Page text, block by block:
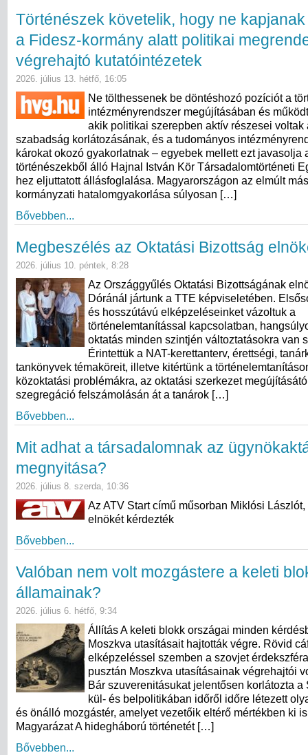
Történészek követelik, hogy ne
a Fidesz-kormány alatt politikai
végrehajtó kutatóintézetek
2026. július 13. hétfő, 16:05
Ne tölthessenek be döntéshozó pozíciót a
intézményrendszer megújításában és
akik politikai szerepben aktív részesei voltak
szabadság korlátozásának, és a tudományos
károkat okozó gyakorlatnak – egyebek mellett ezt javasolja
történészekből álló Hajnal István Kör Társadalomtörténeti
hez eljuttatott állásfoglalása. Magyarországon az elmúlt
kormányzati hatalomgyakorlása súlyosan […]
Bővebben...
Megbeszélés az Oktatási Bizottság
2026. július 10. péntek, 8:28
Az Országgyűlés Oktatási Bizottságának
Dóránál jártunk a TTE képviseletében.
és hosszútávú elképzeléseinket vázoltuk a
történelemtanítással kapcsolatban,
oktatás minden szintjén változtatásokra van
Érintettük a NAT-kerettanterv, érettségi,
tankönyvek témaköreit, illetve kitértünk a
közoktatási problémákra, az oktatási szerkezet
szegregáció felszámolásán át a tanárok […]
Bővebben...
Mit adhat a társadalomnak az
megnyitása?
2026. július 8. szerda, 10:36
Az ATV Start című műsorban Miklósi Lászlót,
elnökét kérdezték
Bővebben...
Valóban nem volt mozgástere a keleti
államainak?
2026. július 6. hétfő, 9:34
Állítás A keleti blokk országai minden
Moszkva utasításait hajtották végre. Rövid
elképzeléssel szemben a szovjet
pusztán Moszkva utasításainak végrehajtói
Bár szuverenitásukat jelentősen korlátozta a
kül- és belpolitikában időről időre létezett
és önálló mozgástér, amelyet vezetőik eltérő mértékben ki
Magyarázat A hidegháború történetét […]
Bővebben...